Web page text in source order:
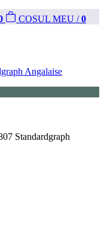
COSUL MEU / 0
Angalaise